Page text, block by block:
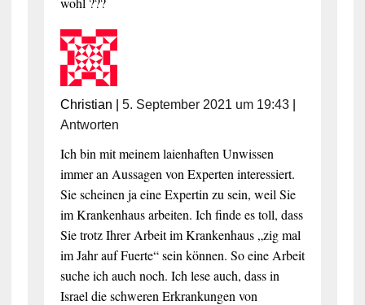
Christian 5. September 2021 um 19:43|
Antworten
Ich bin mit meinem laienhaften Unwissen
immer an Aussagen von Experten interessiert.
Sie scheinen ja eine Expertin zu sein, weil Sie
im Krankenhaus arbeiten. Ich finde es toll, dass
Sie trotz Ihrer Arbeit im Krankenhaus „zig mal
im Jahr auf Fuerte“ sein können. So eine Arbeit
suche ich auch noch. Ich lese auch, dass in
Israel die schweren Erkrankungen von